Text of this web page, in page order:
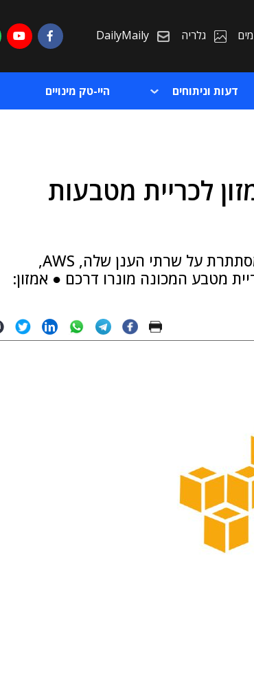
גלריה DailyMaily
דעות וניתוחים היי-טק מינויים
לכריית מטבעות
אם אתם לקוחות הענן של אמזון שימו לב - זודנה המסתתרת על שרתי הענן שלה, AWS,
מטבע המכונה מונרו דרכם ● אמזון: